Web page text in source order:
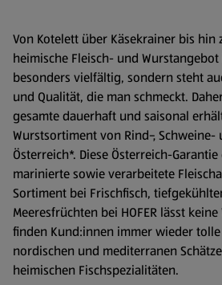
Von Kotelett über Käsekrainer bis hin
heimische Fleisch- und
besonders vielfältig, sondern steht
und Qualität, die man schmeckt.
gesamte dauerhaft und saisonal
Wurstsortiment von Rind-, Schweine-
Österreich*. Diese Österreich-
marinierte sowie verarbeitete
Sortiment bei Frischfisch,
Meeresfrüchten bei HOFER lässt
finden Kund:innen immer wieder
nordischen und mediterranen
heimischen Fischspezialitäten.